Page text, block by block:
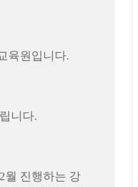
육원입니다.
니다.
월 진행하는 강